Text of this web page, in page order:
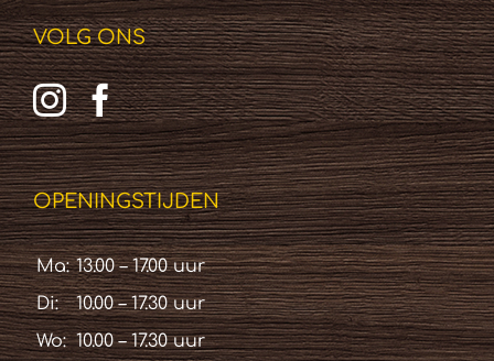
VOLG ONS
OPENINGSTIJDEN
Ma: 13.00 – 17.00 uur
Di:
10.00 – 17.30 uur
Wo: 10.00 – 17.30 uur